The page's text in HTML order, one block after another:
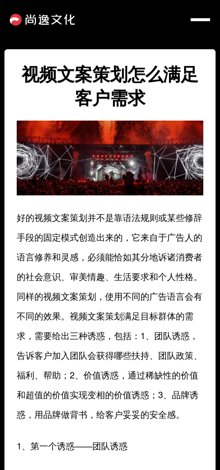
视频文案策划怎么满足
客户需求
好的视频文案策划并不是靠语法规则或某些修辞
手段的固定模式创造出来的，它来自于广告人的
语言修养和灵感，必须能恰如其分地诉诸消费者
的社会意识、审美情趣、生活要求和个人性格。
同样的视频文案策划，使用不同的广告语言会有
不同的效果。视频文案策划满足目标群体的需
求，需要给出三种诱惑，包括：1、团队诱惑，
告诉客户加入团队会获得哪些扶持、团队政策、
福利、帮助；2、价值诱惑，通过稀缺性的价值
和超值的价值实现变相的价值诱惑；3、品牌诱
惑，用品牌做背书，给客户妥妥的安全感。
1、第一个诱惑——团队诱惑